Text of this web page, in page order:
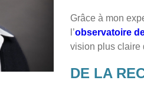
Grâce à mon
l’observatoire
vision plus claire
DE LA